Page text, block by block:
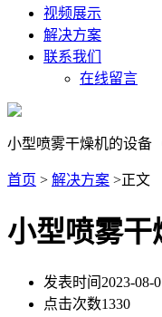
视频展示
解决方案
联系我们
在线留言
小型喷雾干燥机的设备
首页 > 解决方案 >正文
小型喷雾干
发表时间 2023-08-
点击次数1330